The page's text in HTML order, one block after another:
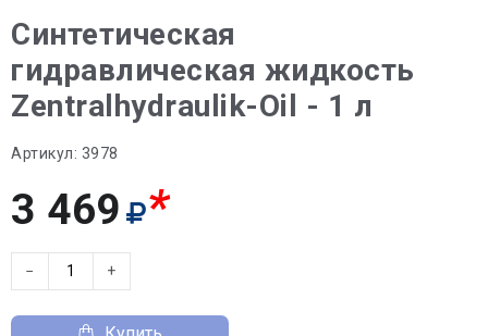
Синтетическая
гидравлическая жидкость
Zentralhydraulik-Oil - 1 л
Артикул: 3978
3 469 *
− +